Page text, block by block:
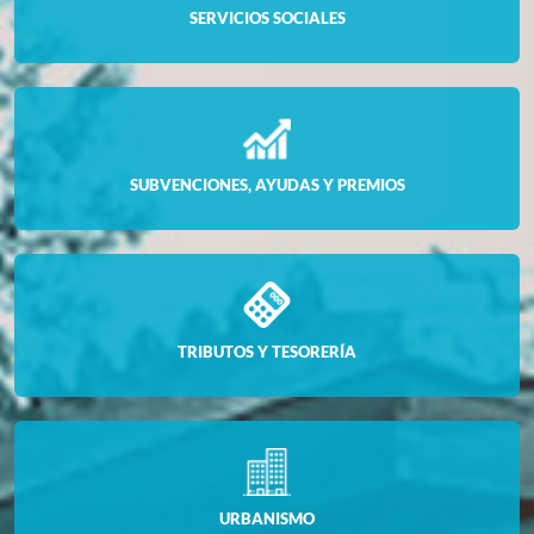
SERVICIOS SOCIALES
SUBVENCIONES, AYUDAS Y PREMIOS
TRIBUTOS Y TESORERÍA
URBANISMO